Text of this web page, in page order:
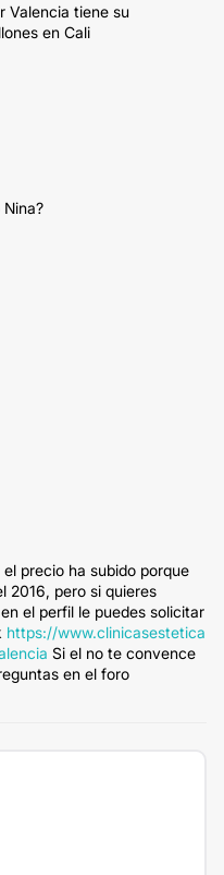
Valencia tiene su
en Cali
precio ha subido porque
2016, pero si quieres
el perfil le puedes solicitar
https://www.clinicasestetica
Si el no te convence
en el foro